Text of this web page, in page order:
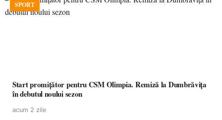
SPORT
Start promițător pentru CSM Olimpia. Remiză la Dumbrăvița
în debutul noului sezon
acum 2 zile